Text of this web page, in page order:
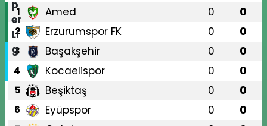
1 Amed 0 0
2 Erzurumspor FK 0 0
3 Başakşehir 0 0
4 Kocaelispor 0 0
5 Beşiktaş 0 0
6 Eyüpspor 0 0